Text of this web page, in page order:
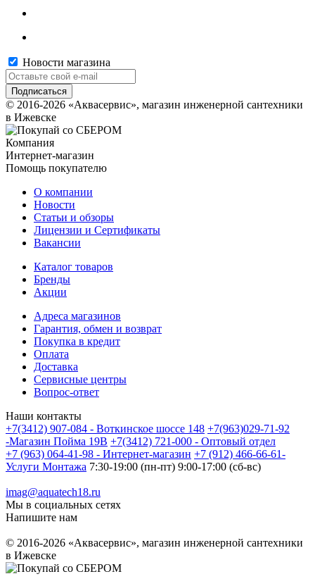
Новости магазина
© 2016-2026 «Аквасервис», магазин инженерной сантехники
в Ижевске
Компания
Интернет-магазин
Помощь покупателю
О компании
Новости
Статьи и обзоры
Лицензии и Сертификаты
Вакансии
Каталог товаров
Бренды
Акции
Адреса магазинов
Гарантия, обмен и возврат
Покупка в кредит
Оплата
Доставка
Сервисные центры
Вопрос-ответ
Наши контакты
+7(3412) 907-084 - Воткинское шоссе 148 +7(963)029-71-92
-Магазин Пойма 19В +7(3412) 721-000 - Оптовый отдел
+7 (963) 064-41-98 - Интернет-магазин +7 (912) 466-66-61-
Услуги Монтажа 7:30-19:00 (пн-пт) 9:00-17:00 (сб-вс)
imag@aquatech18.ru
Мы в социальных сетях
Напишите нам
© 2016-2026 «Аквасервис», магазин инженерной сантехники
в Ижевске